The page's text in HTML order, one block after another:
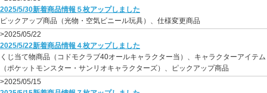
2025/5/30新着商品情報５枚アップしました
ピックアップ商品（光物・空気ビニール玩具）、仕様変更商品
>2025/05/22
2025/5/22新着商品情報４枚アップしました
くじ当て物商品（コドモクラブ40オールキャラクター当）、キャラクターアイテム
（ポケットモンスター・サンリオキャラクターズ）、ピックアップ商品
>2025/05/15